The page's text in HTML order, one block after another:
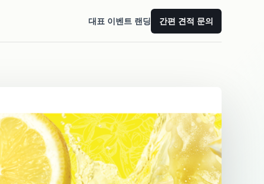
대표 이벤트 랜딩 간편 견적 문의